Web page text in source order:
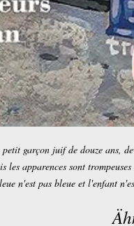
garçon juif de douze ans,
les apparences sont
n'est pas bleue et l'enfant